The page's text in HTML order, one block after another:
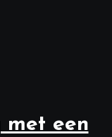
met een